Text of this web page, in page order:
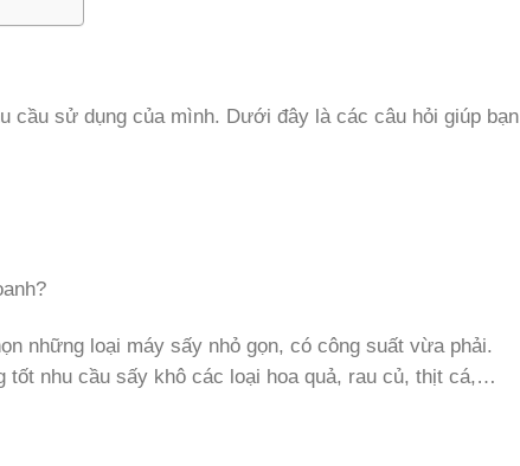
cầu sử dụng của mình. Dưới đây là các câu hỏi giúp bạn
những loại máy sấy nhỏ gọn, có công suất vừa phải.
tốt nhu cầu sấy khô các loại hoa quả, rau củ, thịt cá,…